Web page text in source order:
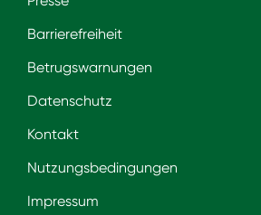
Barrierefreiheit
Betrugswarnungen
Datenschutz
Kontakt
Nutzungsbedingungen
Impressum